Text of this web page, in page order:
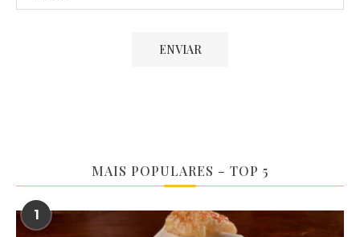
MAIS POPULARES – TOP 5
1